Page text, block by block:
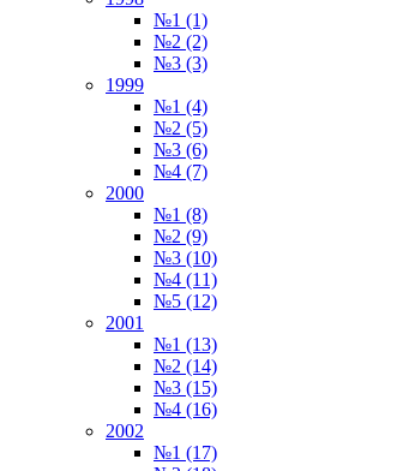
№1 (1)
№2 (2)
№3 (3)
1999
№1 (4)
№2 (5)
№3 (6)
№4 (7)
2000
№1 (8)
№2 (9)
№3 (10)
№4 (11)
№5 (12)
2001
№1 (13)
№2 (14)
№3 (15)
№4 (16)
2002
№1 (17)